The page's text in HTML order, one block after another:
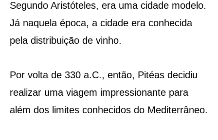
Segundo Aristóteles, era uma cidade modelo.
Já naquela época, a cidade era conhecida
pela distribuição de vinho.
Por volta de 330 a.C., então, Pitéas decidiu
realizar uma viagem impressionante para
além dos limites conhecidos do Mediterrâneo.